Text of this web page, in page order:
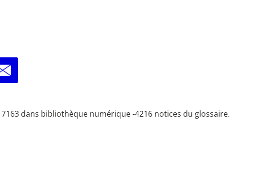
dans bibliothèque numérique -4216 notices du glossaire.